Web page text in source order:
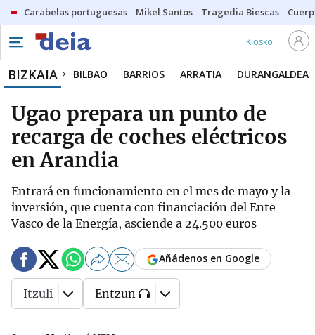
Carabelas portuguesas Mikel Santos Tragedia Biescas
Kiosko
BIZKAIA BILBAO BARRIOS ARRATIA DURANGALDEA
Ugao prepara un punto de
recarga de coches eléctricos
en Arandia
Entrará en funcionamiento en el mes de mayo y la
inversión, que cuenta con financiación del Ente
Vasco de la Energía, asciende a 24.500 euros
Añádenos en Google
Itzuli Entzun